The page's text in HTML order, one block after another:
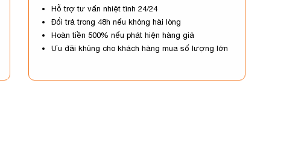
Hỗ trợ tư vấn nhiệt tình 24/24
Đổi trả trong 48h nếu không hài lòng
Hoàn tiền 500% nếu phát hiện hàng giả
Ưu đãi khủng cho khách hàng mua số lượng lớn